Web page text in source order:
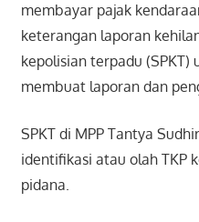
membayar pajak
keterangan laporan
kepolisian terpadu
membuat laporan dan
SPKT di MPP Tantya
identifikasi atau olah TKP
pidana.